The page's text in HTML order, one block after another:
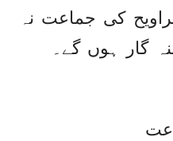
کی جماعت نہ
گار ہوں گے۔
عت